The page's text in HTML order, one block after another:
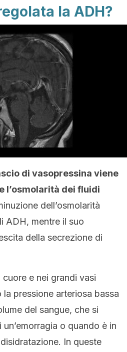
la ADH?
di vasopressina viene
l’osmolarità dei fluidi
dell’osmolarità
ADH, mentre il suo
della secrezione di
e nei grandi vasi
pressione arteriosa bassa
del sangue, che si
o quando è in
In queste